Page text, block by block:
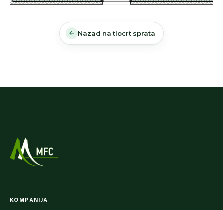
Nazad na tlocrt sprata
KOMPANIJA